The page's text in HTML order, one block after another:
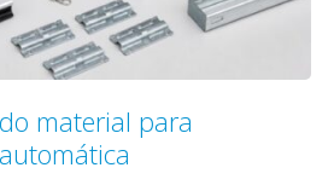
material para